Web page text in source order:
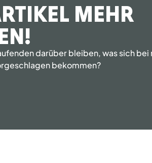
MEHR
darüber bleiben, was sich bei
bekommen?